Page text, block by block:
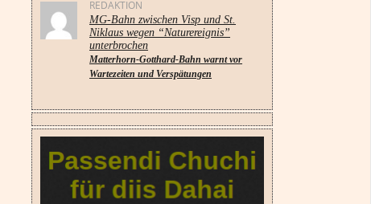
REDAKTION
MG-Bahn zwischen Visp und St.
Niklaus wegen “Naturereignis”
unterbrochen
Matterhorn-Gotthard-Bahn warnt vor
Wartezeiten und Verspätungen